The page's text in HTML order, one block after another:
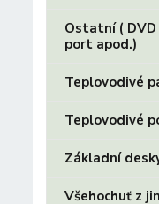
Ostatní ( DVD
port apod.)
Teplovodivé
Teplovodivé
Základní
Všehochuť z